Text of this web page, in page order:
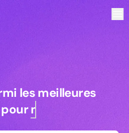
les meilleures
les meilleures
managers